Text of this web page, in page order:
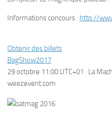
Informations concours : http://
Obtenir des billets
BagShow2017
29 octobre 11:00 UTC+01 · La
weezevent.com